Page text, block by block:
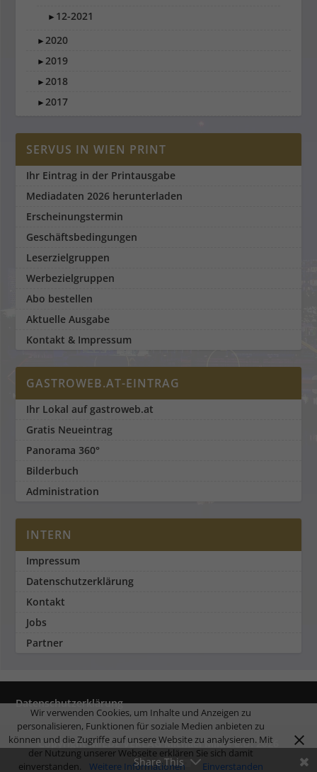
► 12-2021
►2020
►2019
►2018
►2017
SERVUS IN WIEN PRINT
Ihr Eintrag in der Printausgabe
Mediadaten 2026 herunterladen
Erscheinungstermin
Geschäftsbedingungen
Leserzielgruppen
Werbezielgruppen
Abo bestellen
Aktuelle Ausgabe
Kontakt & Impressum
GASTROWEB.AT-EINTRAG
Ihr Lokal auf gastroweb.at
Gratis Neueintrag
Panorama 360°
Bilderbuch
Administration
INTERN
Impressum
Datenschutzerklärung
Kontakt
Jobs
Partner
Datenschutzerklärung
Copyright MILDE VERLAG Michael Milde e.U. 2026
Share This
Wir verwenden Cookies, um Inhalte und Anzeigen zu
personalisieren, Funktionen für soziale Medien anbieten zu
können und die Zugriffe auf unsere Website zu analysieren. Mit
der Nutzung unserer Webseite erklären Sie sich damit
einverstanden.
Weitere Informationen Einverstanden